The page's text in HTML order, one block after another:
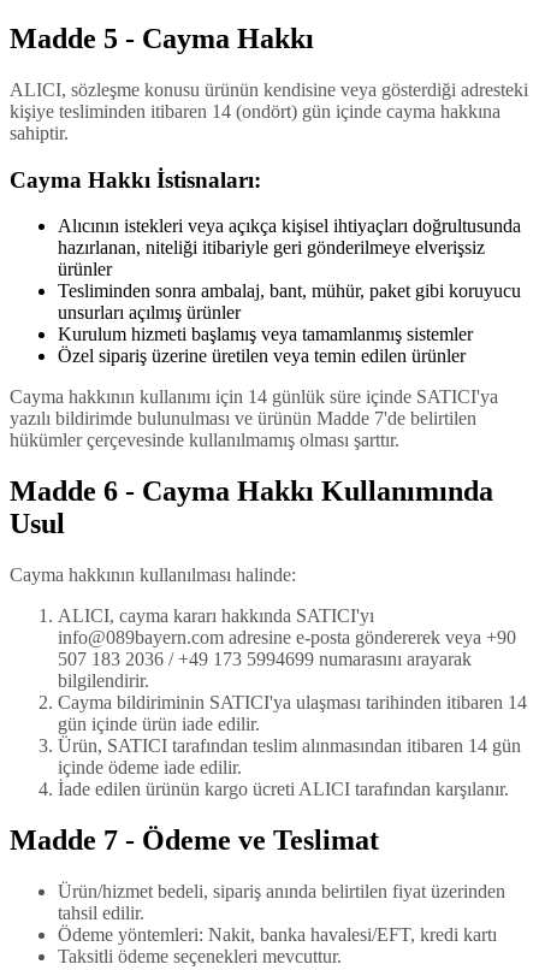
Madde 5 - Cayma Hakkı
ALICI, sözleşme konusu ürünün kendisine veya gösterdiği adresteki
kişiye tesliminden itibaren 14 (ondört) gün içinde cayma hakkına
sahiptir.
Cayma Hakkı İstisnaları:
Alıcının istekleri veya açıkça kişisel ihtiyaçları doğrultusunda
hazırlanan, niteliği itibariyle geri gönderilmeye elverişsiz
ürünler
Tesliminden sonra ambalaj, bant, mühür, paket gibi koruyucu
unsurları açılmış ürünler
Kurulum hizmeti başlamış veya tamamlanmış sistemler
Özel sipariş üzerine üretilen veya temin edilen ürünler
Cayma hakkının kullanımı için 14 günlük süre içinde SATICI'ya
yazılı bildirimde bulunulması ve ürünün Madde 7'de belirtilen
hükümler çerçevesinde kullanılmamış olması şarttır.
Madde 6 - Cayma Hakkı Kullanımında
Usul
Cayma hakkının kullanılması halinde:
ALICI, cayma kararı hakkında SATICI'yı
info@089bayern.com adresine e-posta göndererek veya +90
507 183 2036 / +49 173 5994699 numarasını arayarak
bilgilendirir.
Cayma bildiriminin SATICI'ya ulaşması tarihinden itibaren 14
gün içinde ürün iade edilir.
Ürün, SATICI tarafından teslim alınmasından itibaren 14 gün
içinde ödeme iade edilir.
İade edilen ürünün kargo ücreti ALICI tarafından karşılanır.
Madde 7 - Ödeme ve Teslimat
Ürün/hizmet bedeli, sipariş anında belirtilen fiyat üzerinden
tahsil edilir.
Ödeme yöntemleri: Nakit, banka havalesi/EFT, kredi kartı
Taksitli ödeme seçenekleri mevcuttur.